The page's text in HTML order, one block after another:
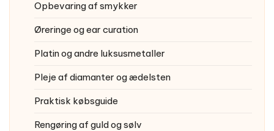
Opbevaring af smykker
Øreringe og ear curation
Platin og andre luksusmetaller
Pleje af diamanter og ædelsten
Praktisk købsguide
Rengøring af guld og sølv